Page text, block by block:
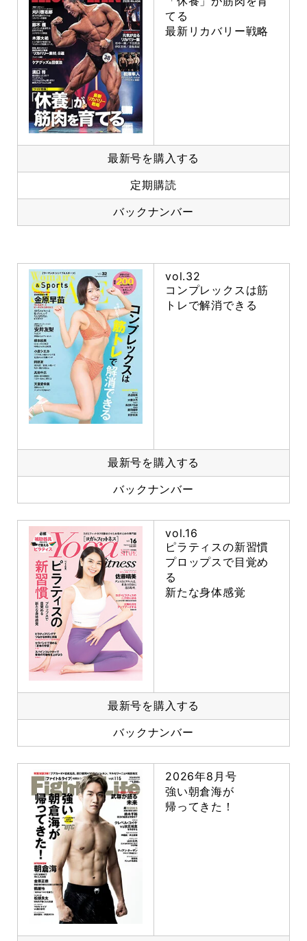
てる
最新リカバリー戦略
最新号を購入する
定期購読
バックナンバー
vol.32
コンプレックスは筋
トレで解消できる
最新号を購入する
バックナンバー
vol.16
ピラティスの新習慣
プロップスで目覚め
る
新たな身体感覚
最新号を購入する
バックナンバー
2026年8月号
強い朝倉海が
帰ってきた！